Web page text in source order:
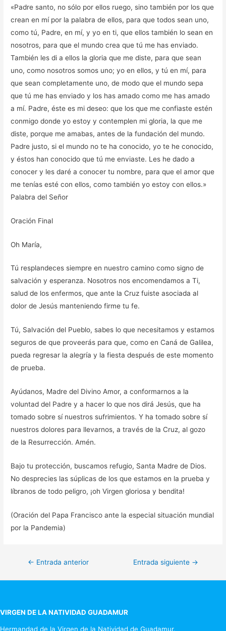
«Padre santo, no sólo por ellos ruego, sino también por los que
crean en mí por la palabra de ellos, para que todos sean uno,
como tú, Padre, en mí, y yo en ti, que ellos también lo sean en
nosotros, para que el mundo crea que tú me has enviado.
También les di a ellos la gloria que me diste, para que sean
uno, como nosotros somos uno; yo en ellos, y tú en mí, para
que sean completamente uno, de modo que el mundo sepa
que tú me has enviado y los has amado como me has amado
a mí. Padre, éste es mi deseo: que los que me confiaste estén
conmigo donde yo estoy y contemplen mi gloria, la que me
diste, porque me amabas, antes de la fundación del mundo.
Padre justo, si el mundo no te ha conocido, yo te he conocido,
y éstos han conocido que tú me enviaste. Les he dado a
conocer y les daré a conocer tu nombre, para que el amor que
me tenías esté con ellos, como también yo estoy con ellos.»
Palabra del Señor
Oración Final
Oh María,
Tú resplandeces siempre en nuestro camino como signo de
salvación y esperanza. Nosotros nos encomendamos a Ti,
salud de los enfermos, que ante la Cruz fuiste asociada al
dolor de Jesús manteniendo firme tu fe.
Tú, Salvación del Pueblo, sabes lo que necesitamos y estamos
seguros de que proveerás para que, como en Caná de Galilea,
pueda regresar la alegría y la fiesta después de este momento
de prueba.
Ayúdanos, Madre del Divino Amor, a conformarnos a la
voluntad del Padre y a hacer lo que nos dirá Jesús, que ha
tomado sobre sí nuestros sufrimientos. Y ha tomado sobre sí
nuestros dolores para llevarnos, a través de la Cruz, al gozo
de la Resurrección. Amén.
Bajo tu protección, buscamos refugio, Santa Madre de Dios.
No desprecies las súplicas de los que estamos en la prueba y
líbranos de todo peligro, ¡oh Virgen gloriosa y bendita!
(Oración del Papa Francisco ante la especial situación mundial
por la Pandemia)
Navegación
de
← Entrada anterior Entrada siguiente →
VIRGEN DE LA NATIVIDAD GUADAMUR
Hermandad de la Virgen de la Natividad de Guadamur.